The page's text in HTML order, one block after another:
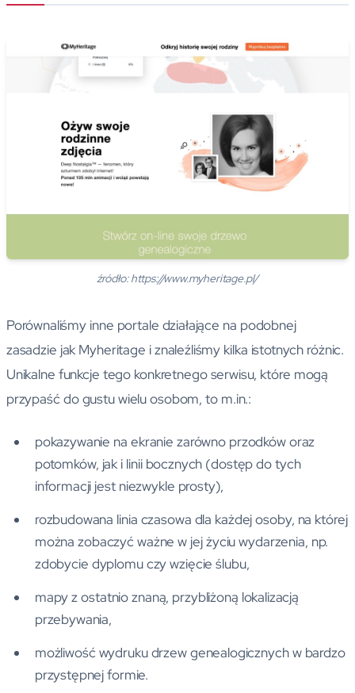
źródło: https://www.myheritage.pl/
Porównaliśmy inne portale działające na podobnej
zasadzie jak Myheritage i znaleźliśmy kilka istotnych różnic.
Unikalne funkcje tego konkretnego serwisu, które mogą
przypaść do gustu wielu osobom, to m.in.:
pokazywanie na ekranie zarówno przodków oraz
potomków, jak i linii bocznych (dostęp do tych
informacji jest niezwykle prosty),
rozbudowana linia czasowa dla każdej osoby, na której
można zobaczyć ważne w jej życiu wydarzenia, np.
zdobycie dyplomu czy wzięcie ślubu,
mapy z ostatnio znaną, przybliżoną lokalizacją
przebywania,
możliwość wydruku drzew genealogicznych w bardzo
przystępnej formie.